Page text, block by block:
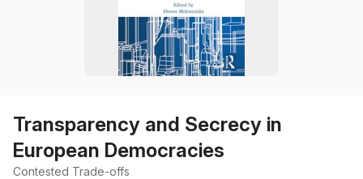
Transparency and Secrecy in
European Democracies
Contested Trade-offs